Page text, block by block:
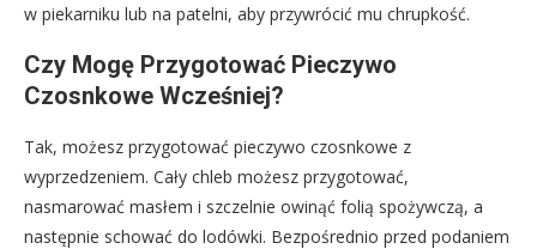
w piekarniku lub na patelni, aby przywrócić mu chrupkość.
Czy Mogę Przygotować Pieczywo
Czosnkowe Wcześniej?
Tak, możesz przygotować pieczywo czosnkowe z
wyprzedzeniem. Cały chleb możesz przygotować,
nasmarować masłem i szczelnie owinąć folią spożywczą, a
następnie schować do lodówki. Bezpośrednio przed podaniem